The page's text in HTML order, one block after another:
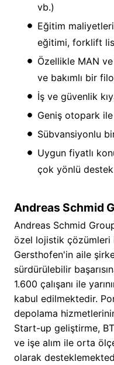
vb.)
Eğitim
eğitimi, forklift
Özellikle MAN
ve bakımlı bir filo
İş ve güvenlik
Geniş otopark
Sübvansiyonlu
Uygun fiyatlı
çok yönlü destek
Andreas Schmid
Andreas Schmid
özel lojistik çözümleri
Gersthofen'in aile
sürdürülebilir
1.600 çalışanı ile
kabul edilmektedir.
depolama
Start-up geliştirme, BT
ve işe alım ile orta
olarak